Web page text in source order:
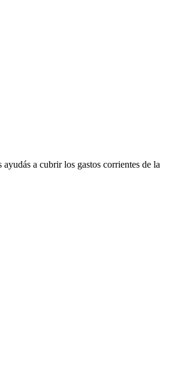
a cubrir los gastos corrientes de la